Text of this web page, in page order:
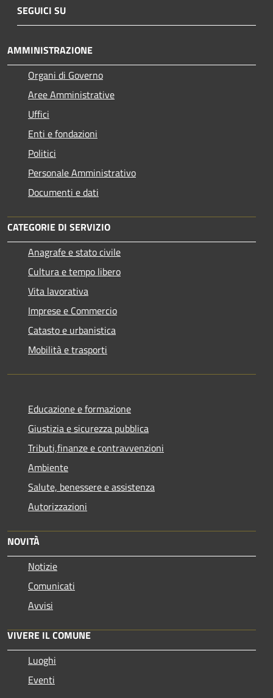
SEGUICI SU
AMMINISTRAZIONE
Organi di Governo
Aree Amministrative
Uffici
Enti e fondazioni
Politici
Personale Amministrativo
Documenti e dati
CATEGORIE DI SERVIZIO
Anagrafe e stato civile
Cultura e tempo libero
Vita lavorativa
Imprese e Commercio
Catasto e urbanistica
Mobilità e trasporti
Educazione e formazione
Giustizia e sicurezza pubblica
Tributi,finanze e contravvenzioni
Ambiente
Salute, benessere e assistenza
Autorizzazioni
NOVITÀ
Notizie
Comunicati
Avvisi
VIVERE IL COMUNE
Luoghi
Eventi